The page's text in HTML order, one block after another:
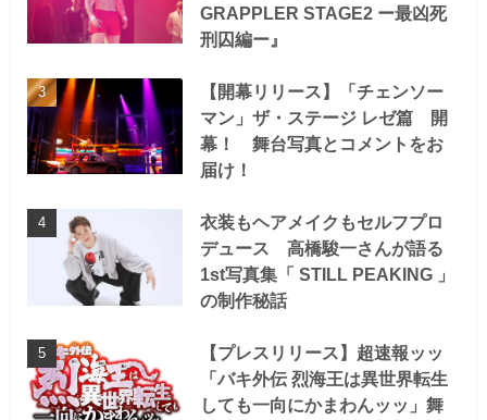
GRAPPLER STAGE2 ー最凶死
刑囚編ー』
【開幕リリース】「チェンソー
マン」ザ・ステージ レゼ篇 開
幕！ 舞台写真とコメントをお
届け！
衣装もヘアメイクもセルフプロ
デュース 高橋駿一さんが語る
1st写真集「 STILL PEAKING 」
の制作秘話
【プレスリリース】超速報ッッ
「バキ外伝 烈海王は異世界転生
しても一向にかまわんッッ」舞